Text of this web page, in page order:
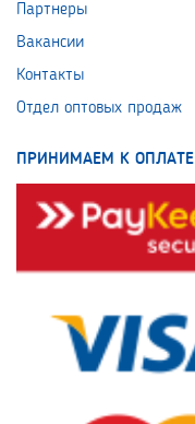
Партнеры
Вакансии
Контакты
Отдел оптовых продаж
ПРИНИМАЕМ К ОПЛАТЕ